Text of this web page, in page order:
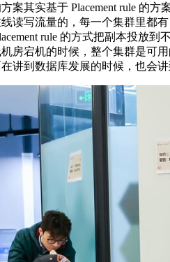
案其实基于 Placement rule 的
读写流量的，每一个集群里都
rule 的方式把副本投放到
房宕机的时候，整个集群是可
讲到数据库发展的时候，也会